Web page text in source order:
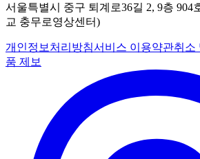
서울특별시 중구 퇴계로36길 2, 9층 904
교 충무로영상센터)
개인정보처리방침서비스 이용약관취소
품 제보